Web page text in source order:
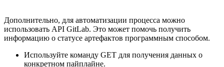
Дополнительно, для автоматизации процесса можно
использовать API GitLab. Это может помочь получить
информацию о статусе артефактов программным способом.
Используйте команду GET для получения данных о
конкретном пайплайне.